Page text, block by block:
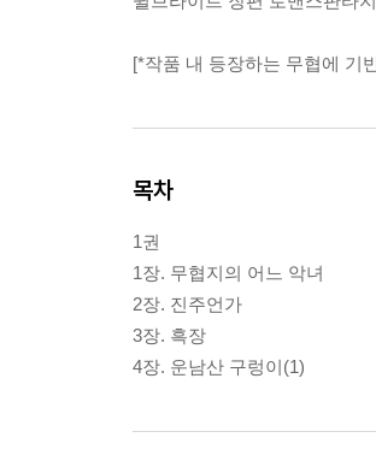
[*작품 내 등장하는 무협에 기
목차
1권
1장. 무협지의 어느 악녀
2장. 진주언가
3장. 흑장
4장. 운남산 구렁이(1)